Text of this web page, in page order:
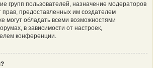
групп пользователей, назначение модераторов
прав, предоставленных им создателем
могут обладать всеми возможностями
в зависимости от настроек,
конференции.